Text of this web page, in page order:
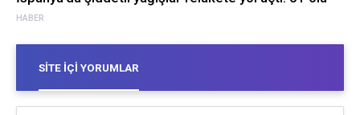
HABER
SITE İÇI YORUMLAR